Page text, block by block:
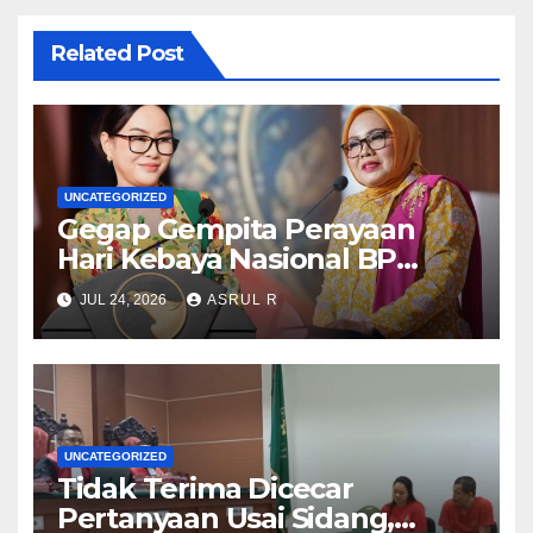
Related Post
UNCATEGORIZED
Gegap Gempita Perayaan
Hari Kebaya Nasional BP
Batam
JUL 24, 2026 ASRUL R
UNCATEGORIZED
Tidak Terima Dicecar
Pertanyaan Usai Sidang,